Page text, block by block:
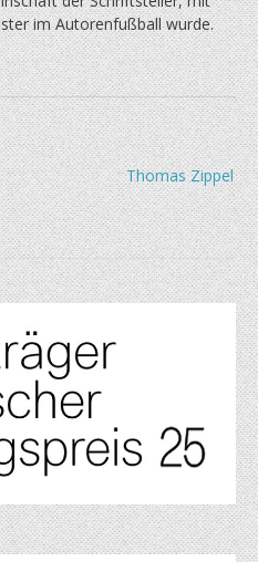
im Autorenfußball wurde.
Thomas Zippel